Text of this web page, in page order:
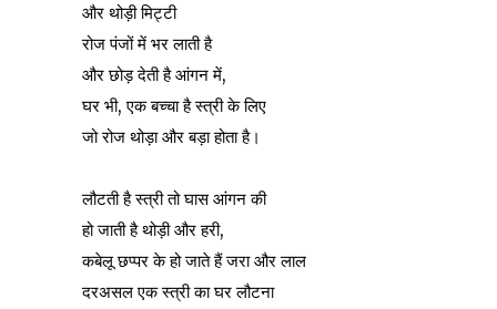
और थोड़ी मिट्टी
रोज पंजों में भर लाती है
और छोड़ देती है आंगन में,
घर भी, एक बच्चा है स्त्री के लिए
जो रोज थोड़ा और बड़ा होता है।
लौटती है स्त्री तो घास आंगन की
हो जाती है थोड़ी और हरी,
कबेलू छप्पर के हो जाते हैं जरा और लाल
दरअसल एक स्त्री का घर लौटना